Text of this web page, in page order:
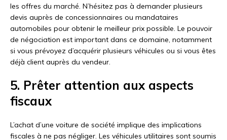
les offres du marché. N’hésitez pas à demander plusieurs
devis auprès de concessionnaires ou mandataires
automobiles pour obtenir le meilleur prix possible. Le pouvoir
de négociation est important dans ce domaine, notamment
si vous prévoyez d’acquérir plusieurs véhicules ou si vous êtes
déjà client auprès du vendeur.
5. Prêter attention aux aspects
fiscaux
L’achat d’une voiture de société implique des implications
fiscales à ne pas négliger. Les véhicules utilitaires sont soumis